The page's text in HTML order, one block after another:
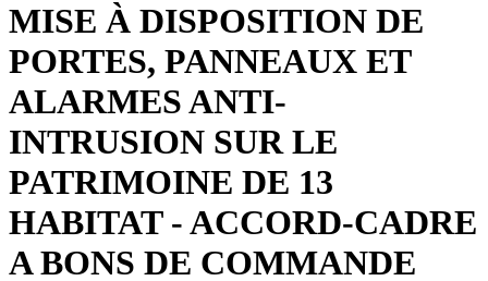
MISE À DISPOSITION DE
PORTES, PANNEAUX ET
ALARMES ANTI-
INTRUSION SUR LE
PATRIMOINE DE 13
HABITAT - ACCORD-CADRE
A BONS DE COMMANDE